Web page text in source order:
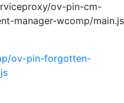
ov-pin-cm-
manager-wcomp/main.js
ov-pin-forgotten-